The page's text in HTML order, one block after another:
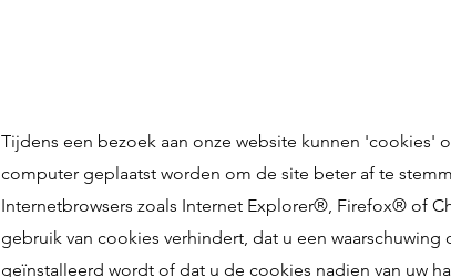
Tijdens een bezoek aan onze website kunnen 'cookies'
computer geplaatst worden om de site beter af te
Internetbrowsers zoals Internet Explorer®, Firefox® of
gebruik van cookies verhindert, dat u een
geïnstalleerd wordt of dat u de cookies nadien van uw